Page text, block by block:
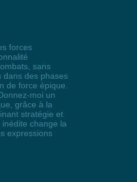
forces
sans
dans des phases
de force épique.
moi un
grâce à la
stratégie et
change la
expressions